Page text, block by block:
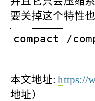
要关掉这个特性
compact /
本文地址: https://
地址）